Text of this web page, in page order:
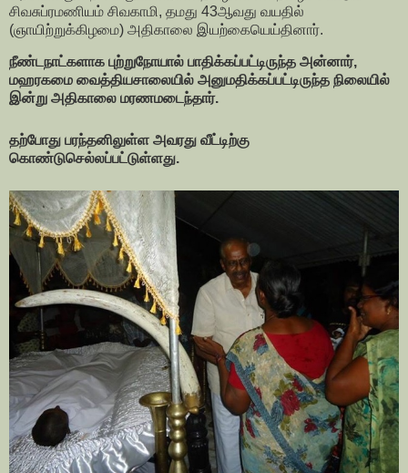
சிவசுப்ரமணியம் சிவகாமி, தமது 43ஆவது வயதில்
(ஞாயிற்றுக்கிழமை) அதிகாலை இயற்கையெய்தினார்.
நீண்டநாட்களாக புற்றுநோயால் பாதிக்கப்பட்டிருந்த அன்னார்,
மஹரகமை வைத்தியசாலையில் அனுமதிக்கப்பட்டிருந்த நிலையில்
இன்று அதிகாலை மரணமடைந்தார்.
தற்போது பரந்தனிலுள்ள அவரது வீட்டிற்கு
கொண்டுசெல்லப்பட்டுள்ளது.